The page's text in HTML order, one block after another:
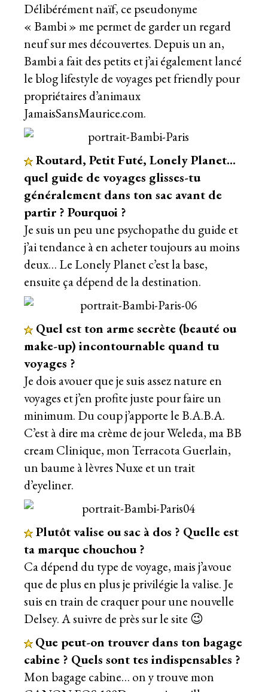
Délibérément naïf, ce pseudonyme
« Bambi » me permet de garder un regard
neuf sur mes découvertes. Depuis un an,
Bambi a fait des petits et j’ai également lancé
le blog lifestyle de voyages pet friendly pour
propriétaires d’animaux
JamaisSansMaurice.com.
Routard, Petit Futé, Lonely Planet…
quel guide de voyages glisses-tu
généralement dans ton sac avant de
partir ? Pourquoi ?
Je suis un peu une psychopathe du guide et
j’ai tendance à en acheter toujours au moins
deux… Le Lonely Planet c’est la base,
ensuite ça dépend de la destination.
Quel est ton arme secrète (beauté ou
make-up) incontournable quand tu
voyages ?
Je dois avouer que je suis assez nature en
voyages et j’en profite juste pour faire un
minimum. Du coup j’apporte le B.A.B.A.
C’est à dire ma crème de jour Weleda, ma BB
cream Clinique, mon Terracota Guerlain,
un baume à lèvres Nuxe et un trait
d’eyeliner.
Plutôt valise ou sac à dos ? Quelle est
ta marque chouchou ?
Ca dépend du type de voyage, mais j’avoue
que de plus en plus je privilégie la valise. Je
suis en train de craquer pour une nouvelle
Delsey. A suivre de près sur le site 😉
Que peut-on trouver dans ton bagage
cabine ? Quels sont tes indispensables ?
Mon bagage cabine… on y trouve mon